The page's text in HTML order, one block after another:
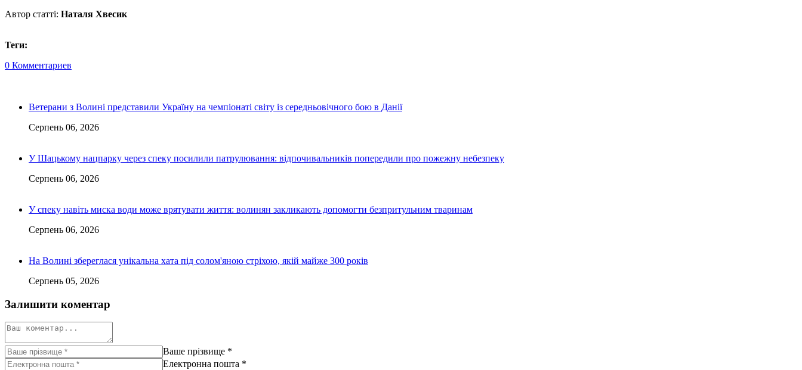
Автор статті: Наталя Хвесик
Теги:
0 Комментариев
Ветерани з Волині представили Україну на чемпіонаті світу із середньовічного бою в Данії
Серпень 06, 2026
У Шацькому нацпарку через спеку посилили патрулювання: відпочивальників попередили про пожежну небезпеку
Серпень 06, 2026
У спеку навіть миска води може врятувати життя: волинян закликають допомогти безпритульним тваринам
Серпень 06, 2026
На Волині збереглася унікальна хата під солом'яною стріхою, якій майже 300 років
Серпень 05, 2026
Залишити коментар
Ваше прізвище *
Електронна пошта *